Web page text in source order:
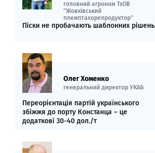
головний агроном ТзОВ
"Жовківський
племптахорепродуктор"
Піски не пробачають шаблонних рішень
Олег Хоменко
генеральний директор УКАБ
Переорієнтація партій українського
збіжжя до порту Констанца – це
додаткові 30-40 дол./т